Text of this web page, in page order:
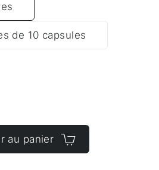
de 10 capsules
au panier